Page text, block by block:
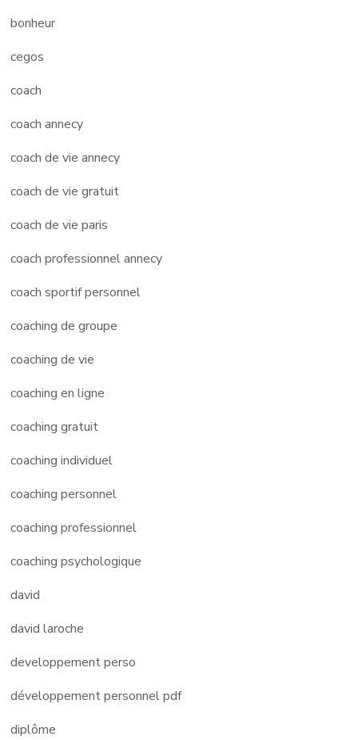
bonheur
cegos
coach
coach annecy
coach de vie annecy
coach de vie gratuit
coach de vie paris
coach professionnel annecy
coach sportif personnel
coaching de groupe
coaching de vie
coaching en ligne
coaching gratuit
coaching individuel
coaching personnel
coaching professionnel
coaching psychologique
david
david laroche
developpement perso
développement personnel pdf
diplôme